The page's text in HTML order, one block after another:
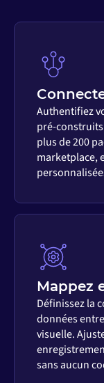
Authentifiez
pré-
plus de 200
marketplace,
Mappez
Définissez la
données
visuelle.
sans aucun